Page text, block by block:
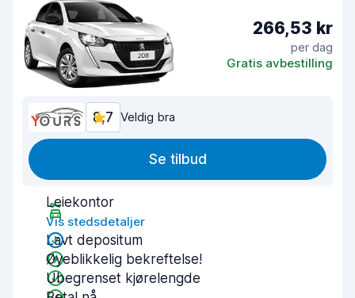
266,53 kr
per dag
Gratis avbestilling
8,7 Veldig bra
Se tilbud
Leiekontor
Vis stedsdetaljer
Lavt depositum
Øyeblikkelig bekreftelse!
Ubegrenset kjørelengde